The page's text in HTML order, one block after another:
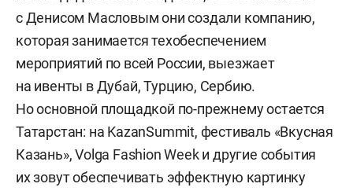
с Денисом Масловым они создали компанию,
которая занимается техобеспечением
мероприятий по всей России, выезжает
на ивенты в Дубай, Турцию, Сербию.
Но основной площадкой по-прежнему остается
Татарстан: на KazanSummit, фестиваль «Вкусная
Казань», Volga Fashion Week и другие события
их зовут обеспечивать эффектную картинку